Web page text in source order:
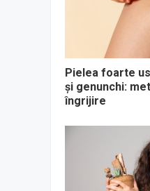
Pielea foarte
și genunchi:
îngrijire